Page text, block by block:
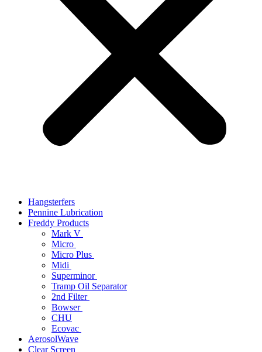
Hangsterfers
Pennine Lubrication
Freddy Products
Mark V
Micro
Micro Plus
Midi
Superminor
Tramp Oil Separator
2nd Filter
Bowser
CHU
Ecovac
AerosolWave
Clear Screen